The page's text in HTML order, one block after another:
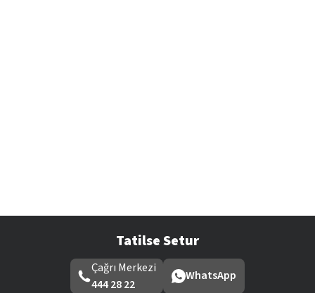
Tatilse Setur
Çağrı Merkezi
444 28 22
WhatsApp